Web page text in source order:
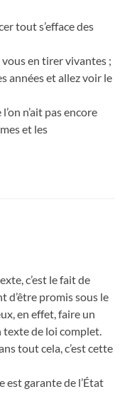
tout s’efface des
en tirer vivantes ;
années et allez voir le
n’ait pas encore
et les
c’est le fait de
d’être promis sous le
en effet, faire un
texte de loi complet.
tout cela, c’est cette
est garante de l’État